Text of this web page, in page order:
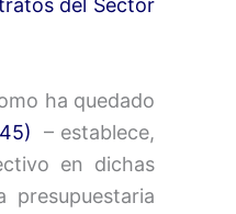
del Sector
ha quedado
– establece,
en dichas
presupuestaria